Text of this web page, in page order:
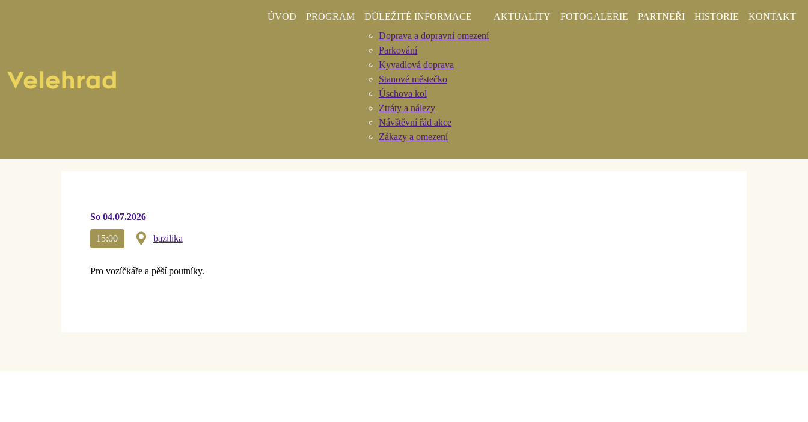
ÚVOD PROGRAM
DŮLEŽITÉ INFORMACE
Doprava a dopravní omezení
Parkování
Kyvadlová doprava
Stanové městečko
Úschova kol
Ztráty a nálezy
Návštěvní řád akce
Zákazy a omezení
AKTUALITY FOTOGALERIE PARTNEŘI HISTORIE KONTAKT
Pontifikální mše svatá v bazilice
So 04.07.2026
15:00 bazilika
Pro vozíčkáře a pěší poutníky.